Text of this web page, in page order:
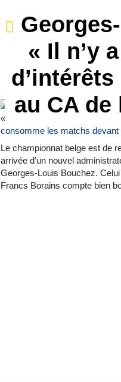
« Il n’y
au CA de
Le championnat belge est de
arrivée d’un nouvel
Georges-Louis Bouchez.
Francs Borains compte bien